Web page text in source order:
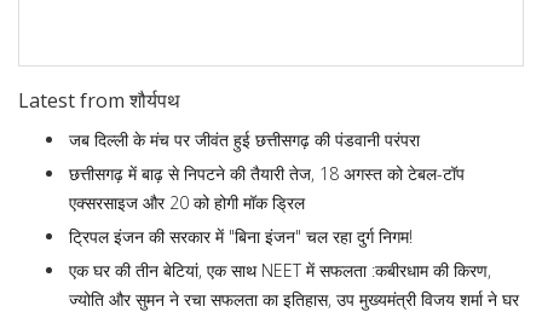
Latest from शौर्यपथ
जब दिल्ली के मंच पर जीवंत हुई छत्तीसगढ़ की पंडवानी परंपरा
छत्तीसगढ़ में बाढ़ से निपटने की तैयारी तेज, 18 अगस्त को टेबल-टॉप
एक्सरसाइज और 20 को होगी मॉक ड्रिल
ट्रिपल इंजन की सरकार में "बिना इंजन" चल रहा दुर्ग निगम!
एक घर की तीन बेटियां, एक साथ NEET में सफलता :कबीरधाम की किरण,
ज्योति और सुमन ने रचा सफलता का इतिहास, उप मुख्यमंत्री विजय शर्मा ने घर